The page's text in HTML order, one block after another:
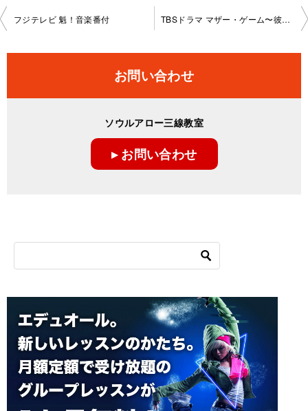
投
ビ
フジテレビ 魁！音楽番付 TBSドラマ マザー・ゲーム〜彼女たちの階級〜
お問い合わせ
ソウルアロー三線教室
▸ お問い合わせ